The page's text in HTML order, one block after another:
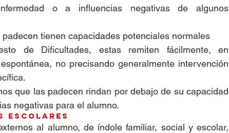
o a influencias negativas de algunos
tienen capacidades potenciales normales
de Dificultades, estas remiten fácilmente, en
no precisando generalmente intervención
que las padecen rindan por debajo de su capacidad
negativas para el alumno.
Escolares
al alumno, de índole familiar, social y escolar,